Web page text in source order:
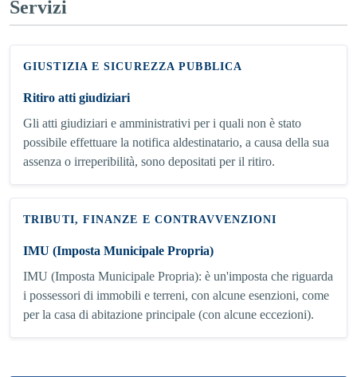
Servizi
GIUSTIZIA E SICUREZZA PUBBLICA
Ritiro atti giudiziari
Gli atti giudiziari e amministrativi per i quali non è stato
possibile effettuare la notifica aldestinatario, a causa della sua
assenza o irreperibilità, sono depositati per il ritiro.
TRIBUTI, FINANZE E CONTRAVVENZIONI
IMU (Imposta Municipale Propria)
IMU (Imposta Municipale Propria): è un'imposta che riguarda
i possessori di immobili e terreni, con alcune esenzioni, come
per la casa di abitazione principale (con alcune eccezioni).